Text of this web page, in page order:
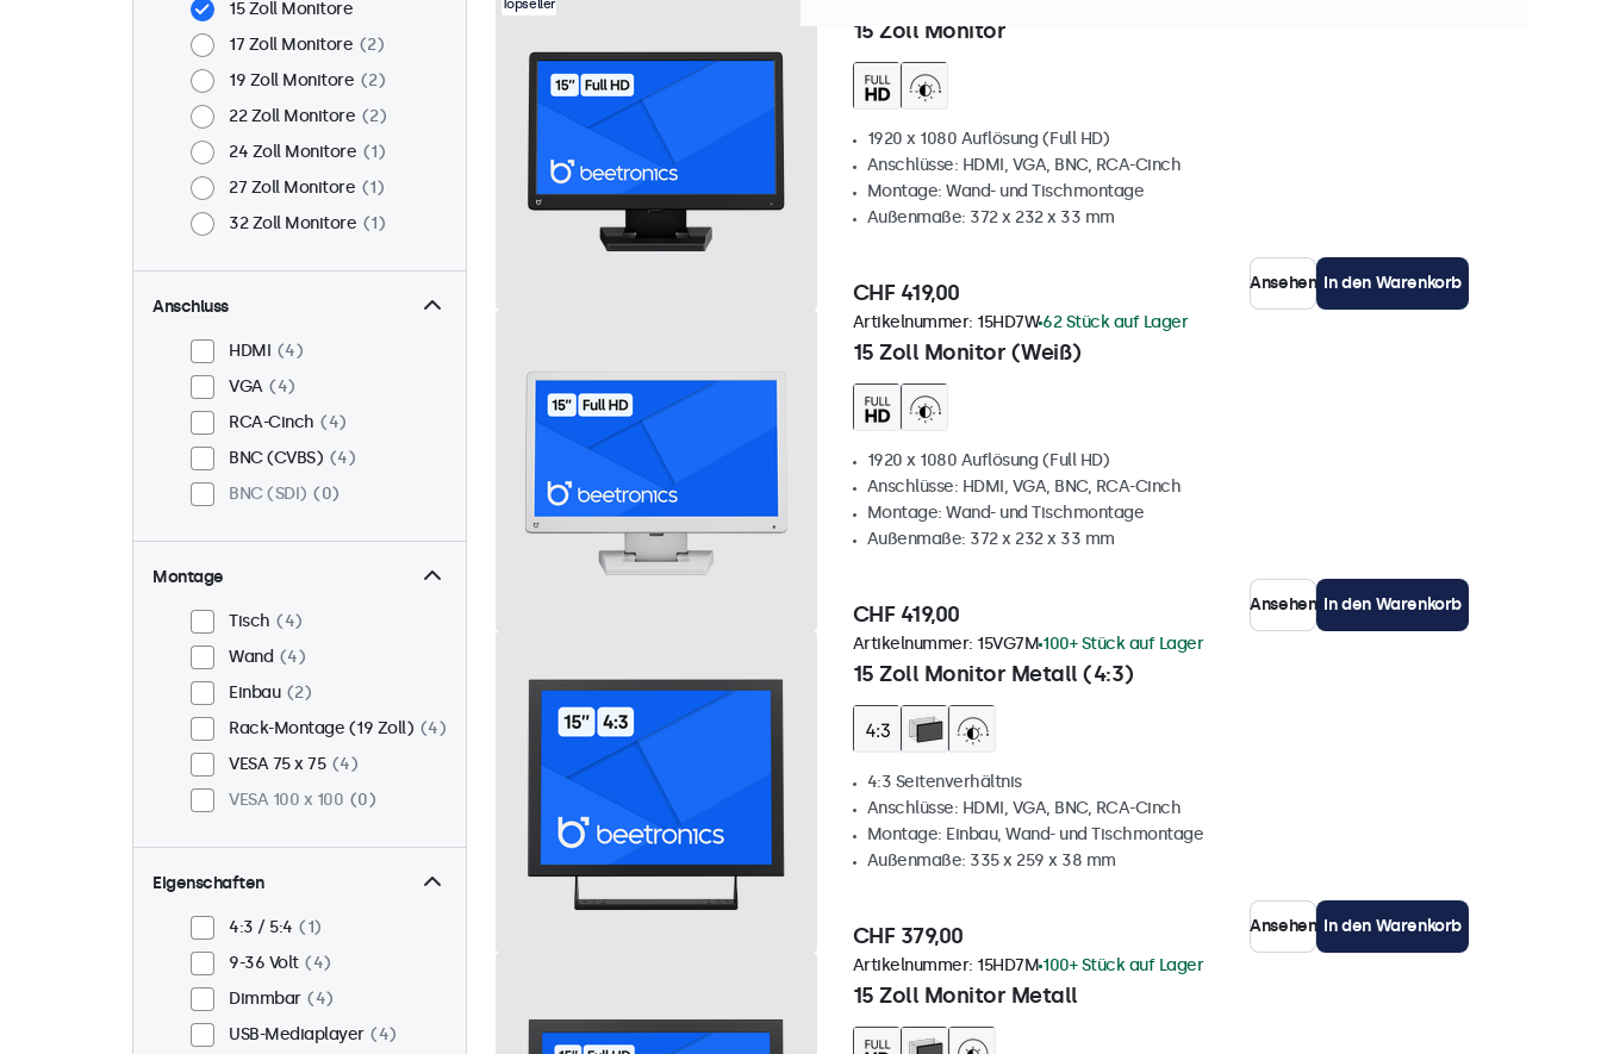
15 Zoll Monitore
17 Zoll Monitore
2
19 Zoll Monitore
2
22 Zoll Monitore
2
24 Zoll Monitore
1
27 Zoll Monitore
1
32 Zoll Monitore
1
Anschluss
HDMI
4
VGA
4
RCA-Cinch
4
BNC (CVBS)
4
BNC (SDI)
0
Montage
Tisch
4
Wand
4
Einbau
2
Rack-Montage (19 Zoll)
4
VESA 75 x 75
4
VESA 100 x 100
0
Eigenschaften
4:3 / 5:4
1
9-36 Volt
4
Dimmbar
4
USB-Mediaplayer
4
Topseller
15 Zoll Monitor
1920 x 1080 Auflösung (Full HD)
Anschlüsse: HDMI, VGA, BNC, RCA-Cinch
Montage: Wand- und Tischmontage
Außenmaße: 372 x 232 x 33 mm
CHF 419,00 Ansehen In den Warenkorb
15 Zoll Monitor (Weiß)
Artikelnummer: 15HD7W 62 Stück auf Lager
1920 x 1080 Auflösung (Full HD)
Anschlüsse: HDMI, VGA, BNC, RCA-Cinch
Montage: Wand- und Tischmontage
Außenmaße: 372 x 232 x 33 mm
CHF 419,00 Ansehen In den Warenkorb
15 Zoll Monitor Metall (4:3)
Artikelnummer: 15VG7M 100+ Stück auf Lager
4:3 Seitenverhältnis
Anschlüsse: HDMI, VGA, BNC, RCA-Cinch
Montage: Einbau, Wand- und Tischmontage
Außenmaße: 335 x 259 x 38 mm
CHF 379,00 Ansehen In den Warenkorb
15 Zoll Monitor Metall
Artikelnummer: 15HD7M 100+ Stück auf Lager